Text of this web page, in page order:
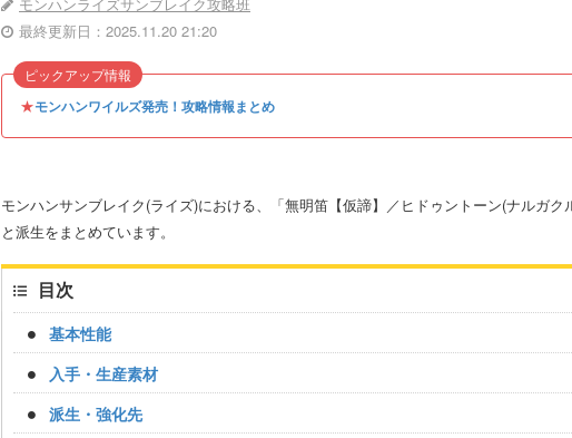
最終更新日：2025.11.20 21:20
★モンハンワイルズ発売！攻略情報まとめ
ピックアップ情報
モンハンサンブレイク(ライズ)における、「無明笛【仮諦】／ヒドゥントーン(ナルガク
と派生をまとめています。
目次
基本性能
入手・生産素材
派生・強化先